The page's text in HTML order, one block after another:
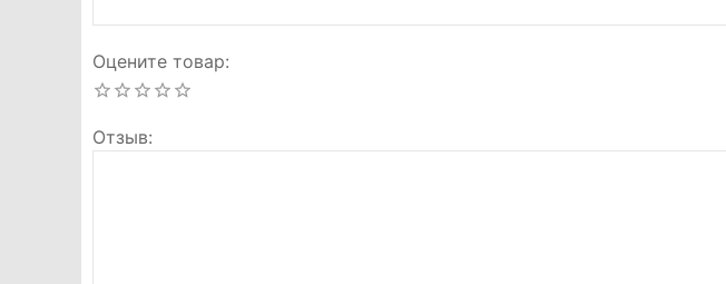
Оцените товар
Отзыв